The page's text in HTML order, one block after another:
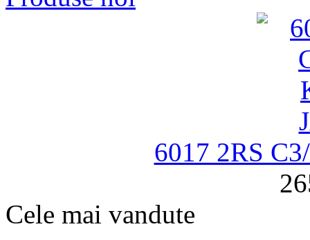
6017 2RS
Cele mai vandute